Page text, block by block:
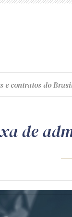
e contratos do
de